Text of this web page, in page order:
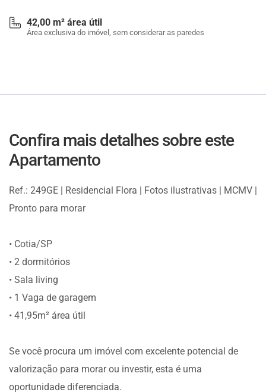
42,00 m² área útil
Área exclusiva do imóvel, sem considerar as paredes
Confira mais detalhes sobre este
Apartamento
Ref.: 249GE | Residencial Flora | Fotos ilustrativas | MCMV |
Pronto para morar
• Cotia/SP
• 2 dormitórios
• Sala living
• 1 Vaga de garagem
• 41,95m² área útil
Se você procura um imóvel com excelente potencial de
valorização para morar ou investir, esta é uma
oportunidade diferenciada.